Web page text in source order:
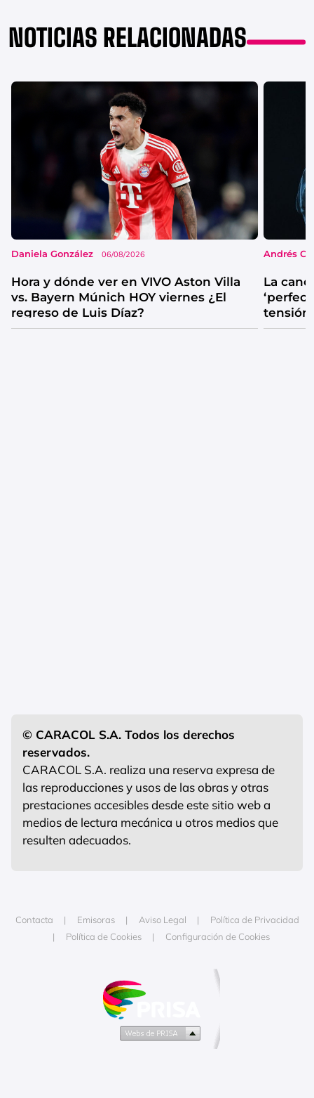
NOTICIAS RELACIONADAS
Daniela González 06/08/2026
Hora y dónde ver en VIVO Aston Villa
vs. Bayern Múnich HOY viernes ¿El
regreso de Luis Díaz?
Andrés
La
tensión
catarsis
© CARACOL S.A. Todos los derechos
reservados.
CARACOL S.A. realiza una reserva expresa de
las reproducciones y usos de las obras y otras
prestaciones accesibles desde este sitio web a
medios de lectura mecánica u otros medios que
resulten adecuados.
Contacta Emisoras Aviso Legal
Política de Privacidad
Política de Cookies
Configuración de Cookies